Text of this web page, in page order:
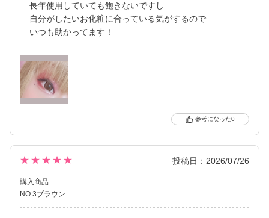
長年使用していても飽きないですし
自分がしたいお化粧に合っている気がするので
いつも助かってます！
0
★★★★★ 投稿日：2026/07/26
購入商品
NO.3ブラウン